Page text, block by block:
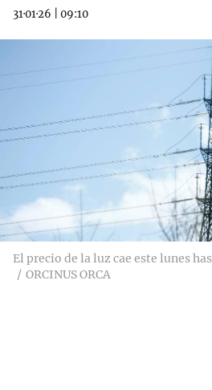
31·01·26 09:10
El precio de la luz cae este lunes
ORCINUS ORCA